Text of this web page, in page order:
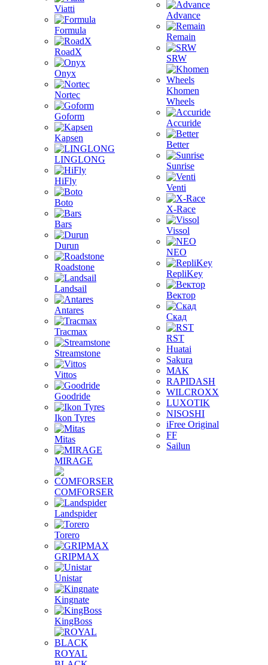
Viatti
Formula
RoadX
Onyx
Nortec
Goform
Kapsen
LINGLONG
HiFly
Boto
Bars
Durun
Roadstone
Landsail
Antares
Tracmax
Streamstone
Vittos
Goodride
Ikon Tyres
Mitas
MIRAGE
COMFORSER
Landspider
Torero
GRIPMAX
Unistar
Kingnate
KingBoss
ROYAL
Advance
Remain
SRW
Khomen
Wheels
Accuride
Better
Sunrise
Venti
X-Race
Vissol
NEO
RepliKey
Вектор
Скад
RST
Huatai
Sakura
MAK
RAPIDASH
WILCROXX
LUXOTIK
NISOSHI
iFree Original
FF
Sailun